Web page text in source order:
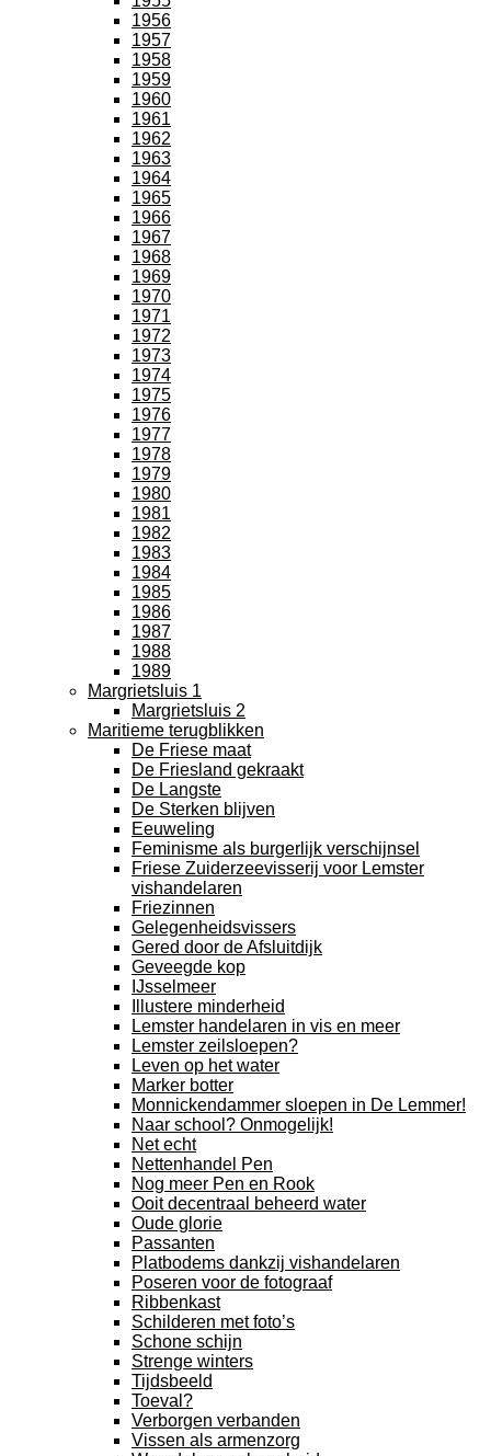
1956
1957
1958
1959
1960
1961
1962
1963
1964
1965
1966
1967
1968
1969
1970
1971
1972
1973
1974
1975
1976
1977
1978
1979
1980
1981
1982
1983
1984
1985
1986
1987
1988
1989
Margrietsluis 1
Margrietsluis 2
Maritieme terugblikken
De Friese maat
De Friesland gekraakt
De Langste
De Sterken blijven
Eeuweling
Feminisme als burgerlijk verschijnsel
Friese Zuiderzeevisserij voor Lemster
vishandelaren
Friezinnen
Gelegenheidsvissers
Gered door de Afsluitdijk
Geveegde kop
IJsselmeer
Illustere minderheid
Lemster handelaren in vis en meer
Lemster zeilsloepen?
Leven op het water
Marker botter
Monnickendammer sloepen in De Lemmer!
Naar school? Onmogelijk!
Net echt
Nettenhandel Pen
Nog meer Pen en Rook
Ooit decentraal beheerd water
Oude glorie
Passanten
Platbodems dankzij vishandelaren
Poseren voor de fotograaf
Ribbenkast
Schilderen met foto’s
Schone schijn
Strenge winters
Tijdsbeeld
Toeval?
Verborgen verbanden
Vissen als armenzorg